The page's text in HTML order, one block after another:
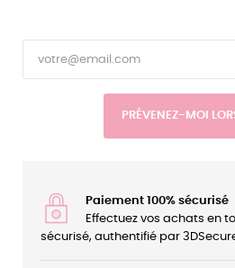
PRÉVENEZ-MOI
Paiement 100% sécurisé
Effectuez vos achats en
sécurisé, authentifié par